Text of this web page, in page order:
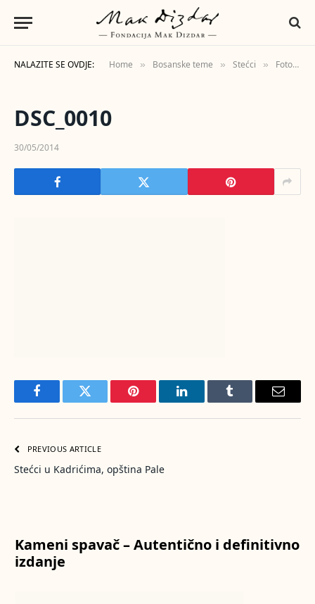
NALAZITE SE OVDJE: Home » Bosanske teme » Stećci » Fotografije
DSC_0010
30/05/2014
FacebookTwitter Pinterest LinkedInTumblr Email
PREVIOUS ARTICLE
Stećci u Kadrićima, opština Pale
Kameni spavač – Autentično i definitivno
izdanje